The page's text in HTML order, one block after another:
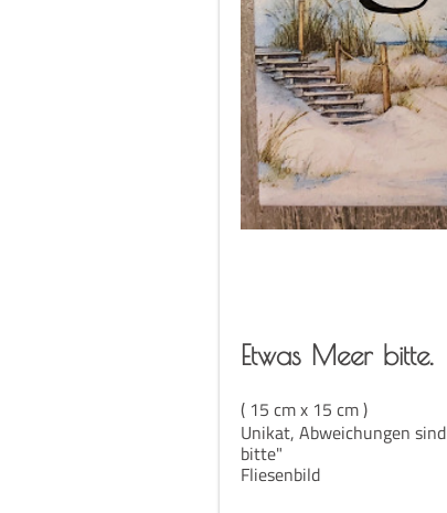
Etwas Meer bitte.
( 15 cm x 15 cm )
Unikat, Abweichungen
bitte"
Fliesenbild